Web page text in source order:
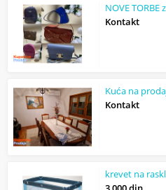
NOVE
Kontakt
Kuća na
Kontakt
krevet na